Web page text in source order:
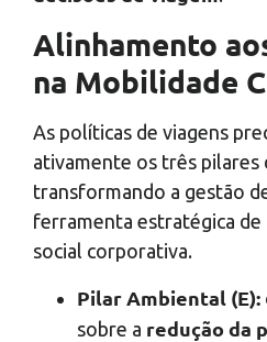
Alinhamento
na Mobilidade
As políticas de viagens
ativamente os três pilares
transformando a gestão
ferramenta estratégica de
social corporativa.
Pilar Ambiental (E):
sobre a redução da